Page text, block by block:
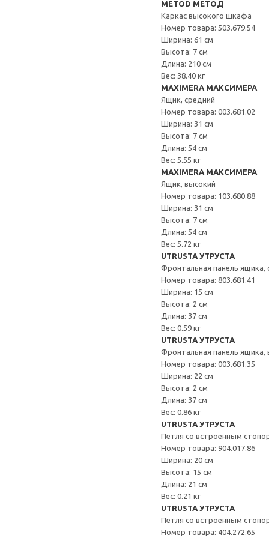
METOD МЕТОД
Каркас высокого шкафа
Номер товара: 503.679.54
Ширина: 61 см
Высота: 7 см
Длина: 210 см
Вес: 38.40 кг
MAXIMERA МАКСИМЕРА
Ящик, средний
Номер товара: 003.681.02
Ширина: 31 см
Высота: 7 см
Длина: 54 см
Вес: 5.55 кг
MAXIMERA МАКСИМЕРА
Ящик, высокий
Номер товара: 103.680.88
Ширина: 31 см
Высота: 7 см
Длина: 54 см
Вес: 5.72 кг
UTRUSTA УТРУСТА
Фронтальная панель ящика,
Номер товара: 803.681.41
Ширина: 15 см
Высота: 2 см
Длина: 37 см
Вес: 0.59 кг
UTRUSTA УТРУСТА
Фронтальная панель ящика,
Номер товара: 003.681.35
Ширина: 22 см
Высота: 2 см
Длина: 37 см
Вес: 0.86 кг
UTRUSTA УТРУСТА
Петля со встроенным
Номер товара: 904.017.86
Ширина: 20 см
Высота: 15 см
Длина: 21 см
Вес: 0.21 кг
UTRUSTA УТРУСТА
Петля со встроенным
Номер товара: 404.272.65